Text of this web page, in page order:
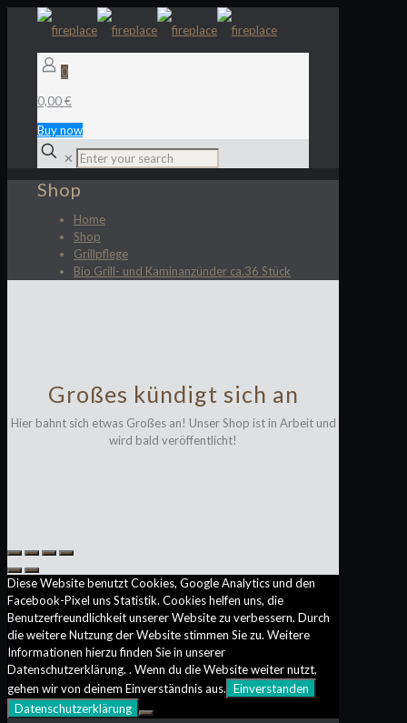
0
0,00 €
Buy now
✕
Shop
Home
Shop
Grillpflege
Bio Grill- und Kaminanzünder ca.36 Stück
Großes kündigt sich an
Hier bahnt sich etwas Großes an! Unser Shop ist in Arbeit und
wird bald veröffentlicht!
Diese Website benutzt Cookies, Google Analytics und den
Facebook-Pixel uns Statistik. Cookies helfen uns, die
Benutzerfreundlichkeit unserer Website zu verbessern. Durch
die weitere Nutzung der Website stimmen Sie zu. Weitere
Informationen hierzu finden Sie in unserer
Datenschutzerklärung. . Wenn du die Website weiter nutzt,
gehen wir von deinem Einverständnis aus. Einverstanden
Datenschutzerklärung